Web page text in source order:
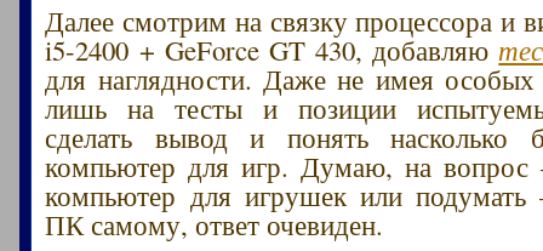
Далее смотрим на связку процессора и
i5-2400 + GeForce GT 430, добавляю
для наглядности. Даже не имея особых
лишь на тесты и позиции
сделать вывод и понять насколько
компьютер для игр. Думаю, на вопрос
компьютер для игрушек или
ПК самому, ответ очевиден.